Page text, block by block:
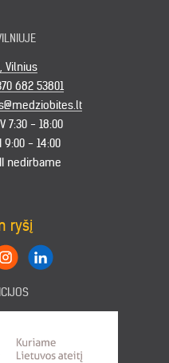
Vilnius
682 53801
7:30 - 18:00
9:00 - 14:00
nedirbame
ryšį